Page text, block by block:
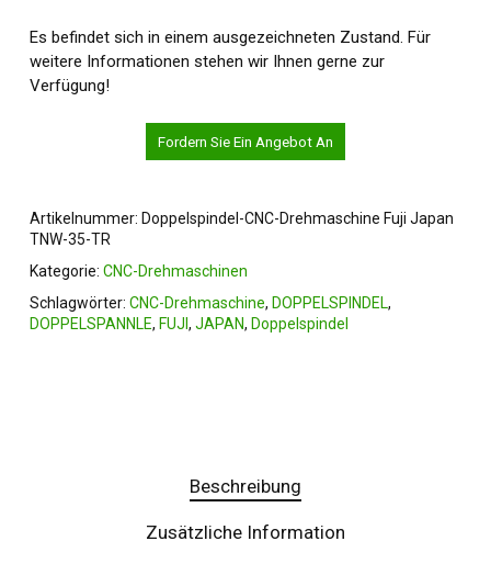
Es befindet sich in einem ausgezeichneten Zustand. Für
weitere Informationen stehen wir Ihnen gerne zur
Verfügung!
Fordern Sie Ein Angebot An
Artikelnummer: Doppelspindel-CNC-Drehmaschine Fuji Japan
TNW-35-TR
Kategorie: CNC-Drehmaschinen
Schlagwörter: CNC-Drehmaschine, DOPPELSPINDEL,
DOPPELSPANNLE, FUJI , JAPAN, Doppelspindel
Beschreibung
Zusätzliche Information